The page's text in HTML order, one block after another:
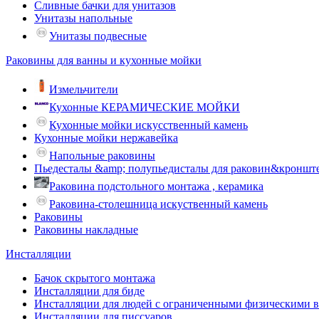
Сливные бачки для унитазов
Унитазы напольные
Унитазы подвесные
Раковины для ванны и кухонные мойки
Измельчители
Кухонные КЕРАМИЧЕСКИЕ МОЙКИ
Кухонные мойки искусственный камень
Кухонные мойки нержавейка
Напольные раковины
Пьедесталы &amp; полупьедисталы для
Раковина подстольного монтажа , керамика
Раковина-столешница искуственный камень
Раковины
Раковины накладные
Инсталляции
Бачок скрытого монтажа
Инсталляции для биде
Инсталляции для людей с ограниченными физическими